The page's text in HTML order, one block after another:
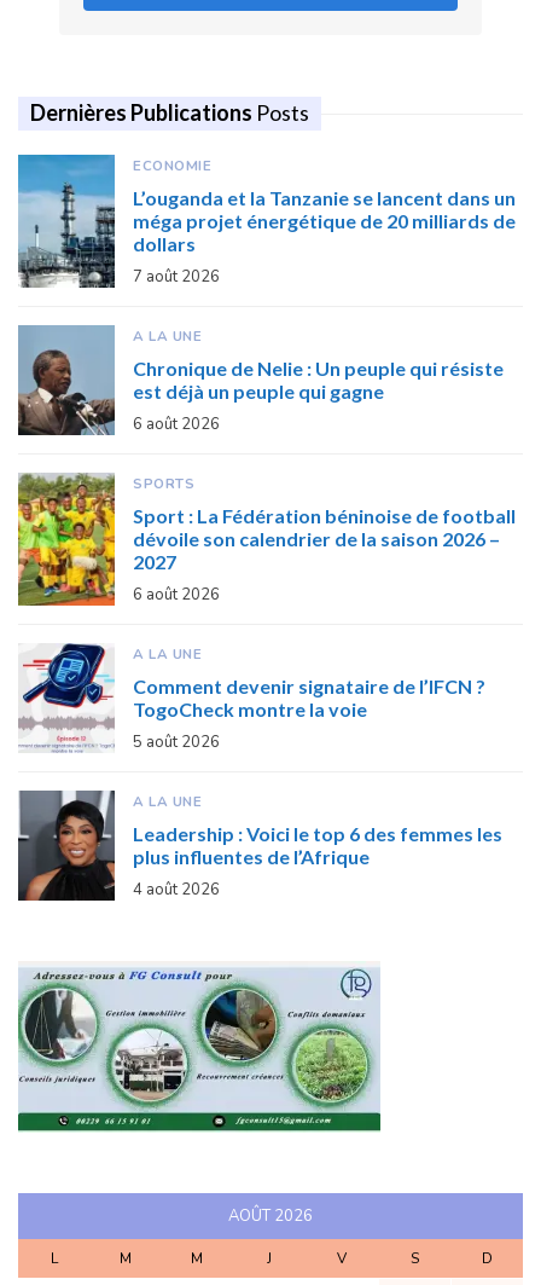
Dernières Publications Posts
ECONOMIE
L’ouganda et la Tanzanie se lancent dans un
méga projet énergétique de 20 milliards de
dollars
7 août 2026
A LA UNE
Chronique de Nelie : Un peuple qui résiste
est déjà un peuple qui gagne
6 août 2026
SPORTS
Sport : La Fédération béninoise de football
dévoile son calendrier de la saison 2026 –
2027
6 août 2026
A LA UNE
Comment devenir signataire de l’IFCN ?
TogoCheck montre la voie
5 août 2026
A LA UNE
Leadership : Voici le top 6 des femmes les
plus influentes de l’Afrique
4 août 2026
AOÛT 2026
L M M J V S D